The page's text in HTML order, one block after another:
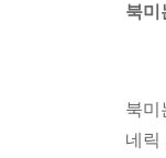
북미
북미
네릭